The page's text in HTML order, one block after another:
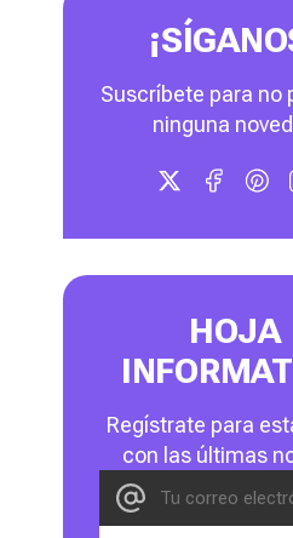
Suscríbete para no
ninguna
HOJA
Regístrate para
con las últimas